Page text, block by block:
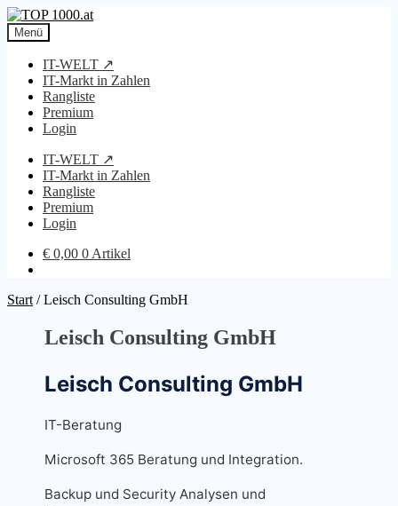
Zur
Navigation
springen
Zum
Inhalt
springen
Menü
IT-WELT ↗
IT-Markt in Zahlen
Rangliste
Premium
Login
IT-WELT ↗
IT-Markt in Zahlen
Rangliste
Premium
Login
€ 0,00 0 Artikel
Start /Leisch Consulting GmbH
Leisch Consulting GmbH
Leisch Consulting GmbH
IT-Beratung
Microsoft 365 Beratung und Integration.
Backup und Security Analysen und